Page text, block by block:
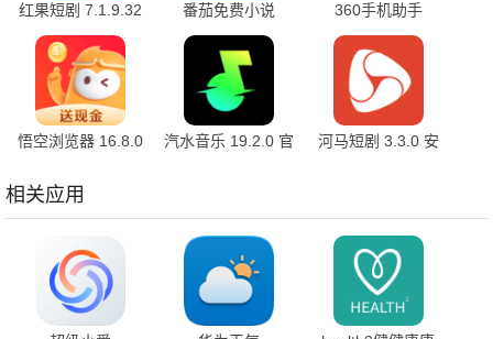
红果短剧 7.1.9.32
官方版
番茄免费小说
7.1.9.32 安卓版
360手机助手
10.2.2 官方版
悟空浏览器 16.8.0
汽水音乐 19.2.0 官
河马短剧 3.3.0 安
相关应用